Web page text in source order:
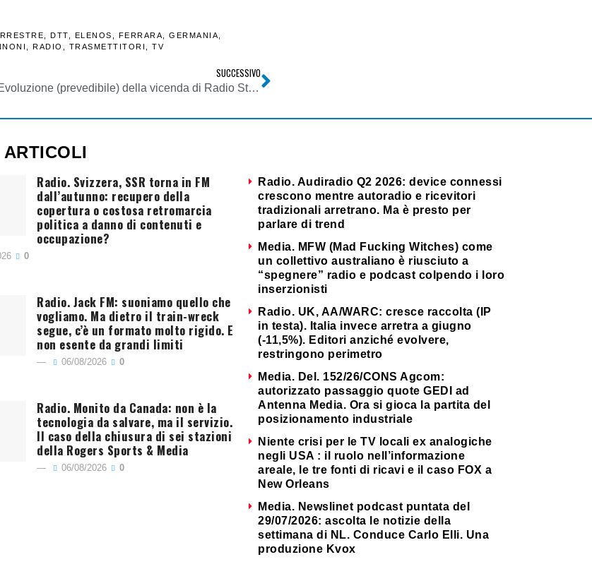
DTT ELENOS FERRARA GERMANIA
RADIO TRASMETTITORI TV
SUCCESSIVO
Radio. Evoluzione (prevedibile) della vicenda di Radio Studio 54 e di Guido Gheri: oscurato anche il nuovo sito con lo streaming
Radio. Svizzera, SSR torna in FM
dall’autunno: recupero della
copertura o costosa retromarcia
politica a danno di contenuti e
occupazione?
0
Radio. Jack FM: suoniamo quello che
vogliamo. Ma dietro il train-wreck
segue, c’è un formato molto rigido. E
non esente da grandi limiti
06/08/2026 0
Radio. Monito da Canada: non è la
tecnologia da salvare, ma il servizio.
Il caso della chiusura di sei stazioni
della Rogers Sports & Media
06/08/2026 0
Radio. Audiradio Q2 2026: device connessi
crescono mentre autoradio e ricevitori
tradizionali arretrano. Ma è presto per
parlare di trend
Media. MFW (Mad Fucking Witches) come
un collettivo australiano è riusciuto a
“spegnere” radio e podcast colpendo i loro
inserzionisti
Radio. UK, AA/WARC: cresce raccolta (IP
in testa). Italia invece arretra a giugno
(-11,5%). Editori anziché evolvere,
restringono perimetro
Media. Del. 152/26/CONS Agcom:
autorizzato passaggio quote GEDI ad
Antenna Media. Ora si gioca la partita del
posizionamento industriale
Niente crisi per le TV locali ex analogiche
negli USA : il ruolo nell’informazione
areale, le tre fonti di ricavi e il caso FOX a
New Orleans
Media. Newslinet podcast puntata del
29/07/2026: ascolta le notizie della
settimana di NL. Conduce Carlo Elli. Una
produzione Kvox